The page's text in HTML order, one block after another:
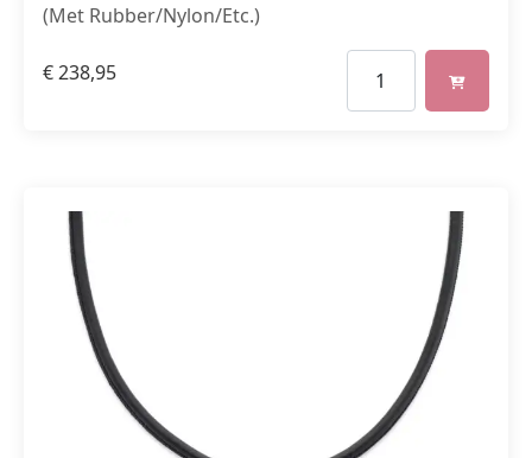
(Met Rubber/Nylon/Etc.)
€238,95